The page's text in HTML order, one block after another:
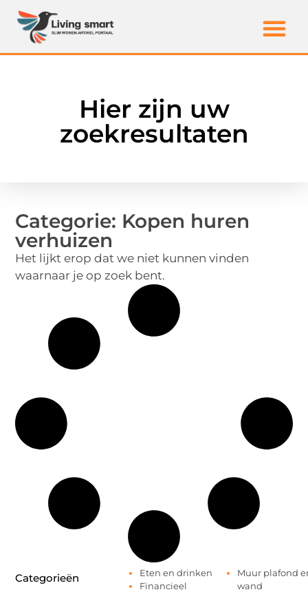
Hier zijn uw
zoekresultaten
Categorie: Kopen huren
verhuizen
Het lijkt erop dat we niet kunnen vinden
waarnaar je op zoek bent.
Categorieën
Eten en drinken
Financieel
Muur plafond
wand